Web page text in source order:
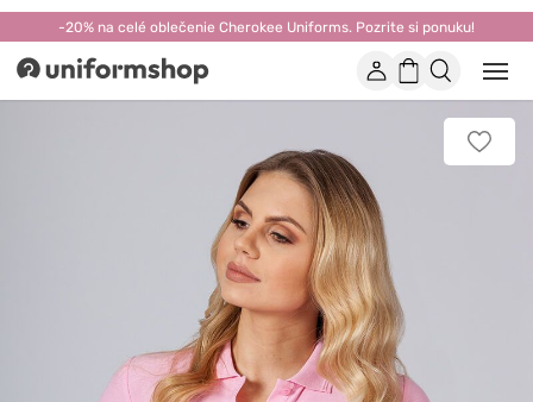
-20% na celé oblečenie Cherokee Uniforms. Pozrite si ponuku!
Uniformshop ÚčetNákupný
košík
alebo
Pridať
k